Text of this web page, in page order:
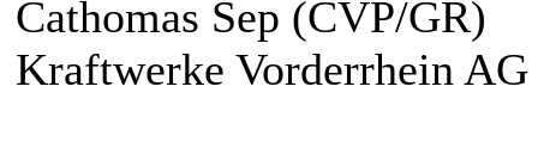
Cathomas Sep (CVP/GR)
Kraftwerke Vorderrhein AG